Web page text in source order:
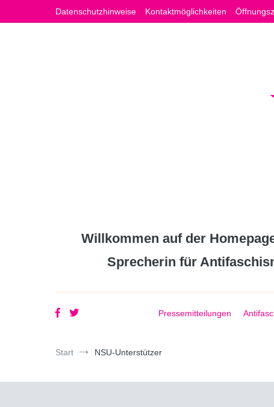
springen
Datenschutzhinweise Kontaktmöglichkeiten
Willkommen auf der
Sprecherin für
Pressemitteilungen
Start NSU-Unterstützer